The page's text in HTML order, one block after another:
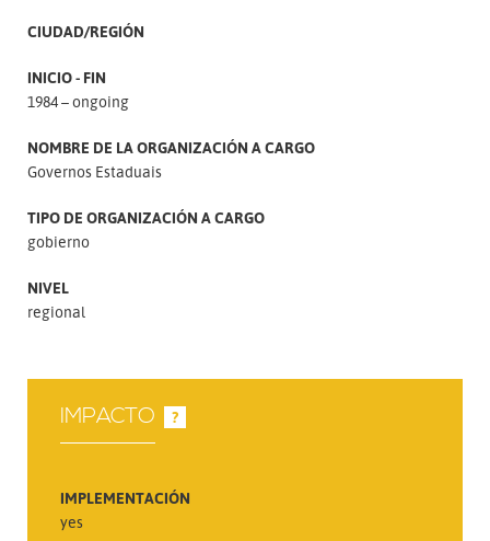
CIUDAD/REGIÓN
INICIO - FIN
1984 – ongoing
NOMBRE DE LA ORGANIZACIÓN A CARGO
Governos Estaduais
TIPO DE ORGANIZACIÓN A CARGO
gobierno
NIVEL
regional
IMPACTO ?
IMPLEMENTACIÓN
yes